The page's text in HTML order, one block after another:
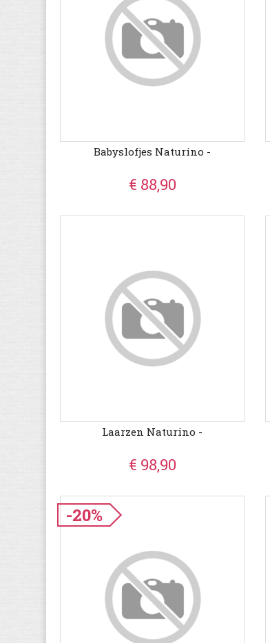
Babyslofjes Naturino -
€ 88,90
Laarzen Naturino -
€ 98,90
-20%